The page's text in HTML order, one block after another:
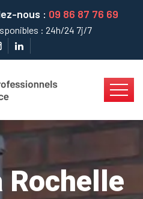
nous : 09 86 87 76 69
: 24h/24 7j/7